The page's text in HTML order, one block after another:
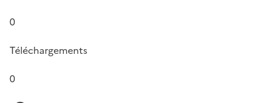
0
Téléchargements
0